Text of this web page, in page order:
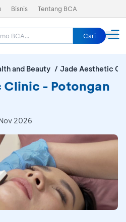
Bisnis Tentang BCA
Cari
and Beauty Jade Aesthetic
- Potongan
2026